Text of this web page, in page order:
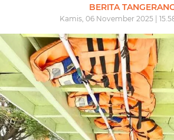
BERITA
Kamis, 06 November 2025 |